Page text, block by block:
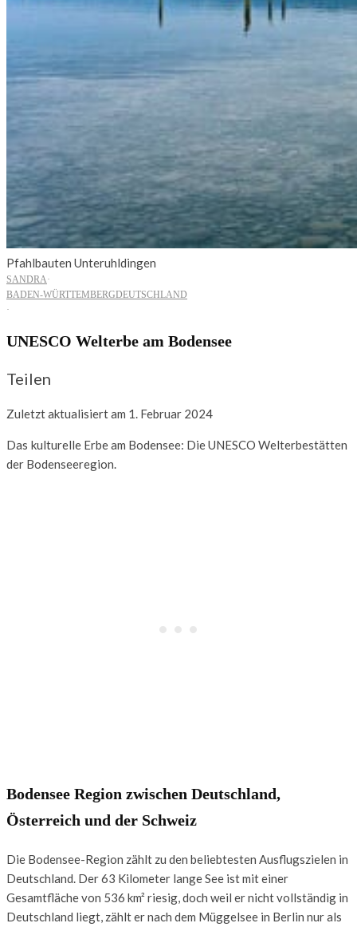
Pfahlbauten Unteruhldingen
SANDRA·
BADEN-WÜRTTEMBERGDEUTSCHLAND
·
UNESCO Welterbe am Bodensee
Teilen
Zuletzt aktualisiert am 1. Februar 2024
Das kulturelle Erbe am Bodensee: Die UNESCO Welterbestätten
der Bodenseeregion.
Bodensee Region zwischen Deutschland,
Österreich und der Schweiz
Die Bodensee-Region zählt zu den beliebtesten Ausflugszielen in
Deutschland. Der 63 Kilometer lange See ist mit einer
Gesamtfläche von 536 km² riesig, doch weil er nicht vollständig in
Deutschland liegt, zählt er nach dem Müggelsee in Berlin nur als